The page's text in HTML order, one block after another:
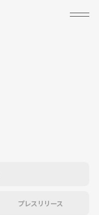
プレスリリース